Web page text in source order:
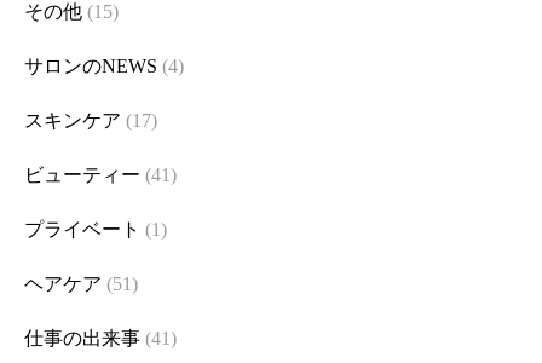
その他 (15)
サロンのNEWS (4)
スキンケア (17)
ビューティー (41)
プライベート (1)
ヘアケア (51)
仕事の出来事 (41)